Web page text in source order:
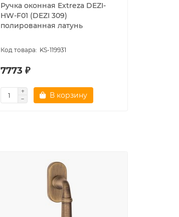
Ручка оконная Extreza DEZI-
HW-F01 (DEZI 309)
полированная латунь
KS-119931
7773 ₽
В корзину